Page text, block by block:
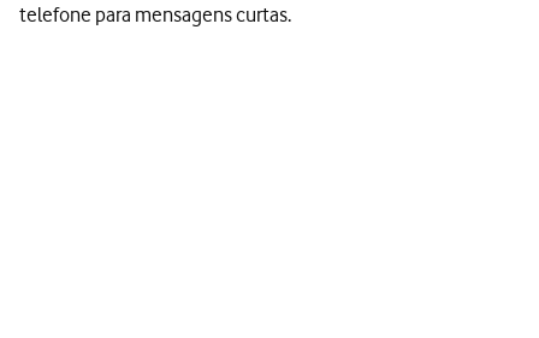
telefone para mensagens curtas.